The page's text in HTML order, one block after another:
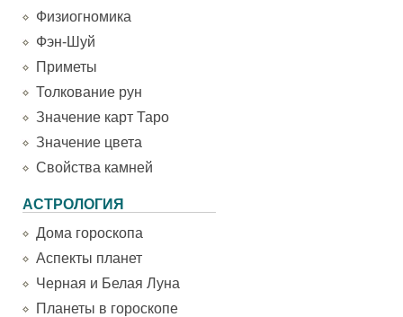
Физиогномика
Фэн-Шуй
Приметы
Толкование рун
Значение карт Таро
Значение цвета
Свойства камней
АСТРОЛОГИЯ
Дома гороскопа
Аспекты планет
Черная и Белая Луна
Планеты в гороскопе